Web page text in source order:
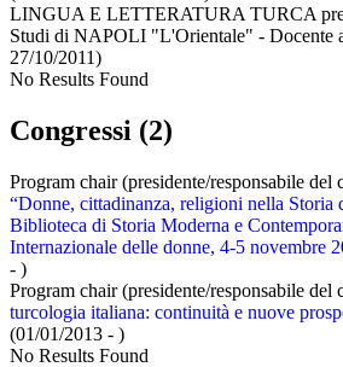
LINGUA E LETTERATURA TURCA
Studi di NAPOLI "L'Orientale" - Docente
27/10/2011)
No Results Found
Congressi (2)
Program chair (presidente/responsabile
“Donne, cittadinanza, religioni nella Storia
Biblioteca di Storia Moderna e
Internazionale delle donne, 4-5 novembre
- )
Program chair (presidente/responsabile
turcologia italiana: continuità e nuove
(01/01/2013 - )
No Results Found